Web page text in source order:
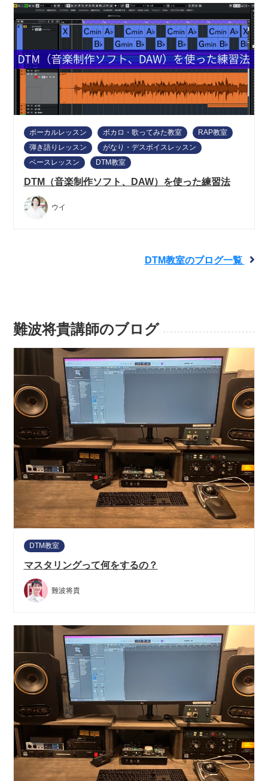
ボーカルレッスン ボカロ・歌ってみた教室
RAP教室
弾き語りレッスン
がなり・デスボイスレッスン
ベースレッスン
DTM教室
DTM（音楽制作ソフト、DAW）を使った練習法
ウイ
DTM教室のブログ一覧
難波将貴講師のブログ
DTM教室
マスタリングって何をするの？
難波将貴